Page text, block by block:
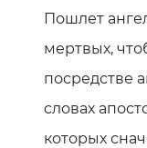
Пошлет
мертвых,
посредстве
словах
которых